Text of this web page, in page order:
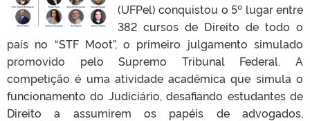
(UFPel) conquistou o 5º lugar entre
382 cursos de Direito de todo o
país no “STF Moot”, o primeiro julgamento simulado
promovido pelo Supremo Tribunal Federal. A
competição é uma atividade acadêmica que simula o
funcionamento do Judiciário, desafiando estudantes de
Direito a assumirem os papéis de advogados,